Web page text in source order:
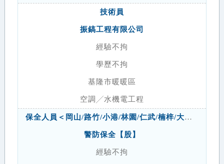
技術員
振鎬工程有限公司
經驗不拘
學歷不拘
基隆市暖暖區
空調╱水機電工程
保全人員＜岡山/路竹/小港/林園/仁武/楠梓/大社＞
警防保全【股】
經驗不拘